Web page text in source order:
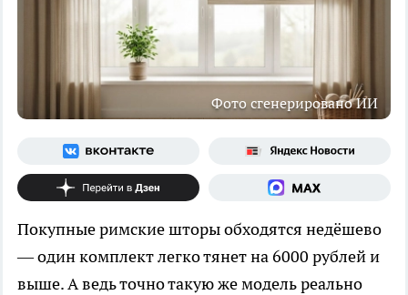
Фото сгенерировано ИИ
Покупные римские шторы обходятся недёшево
— один комплект легко тянет на 6000 рублей и
выше. А ведь точно такую же модель реально